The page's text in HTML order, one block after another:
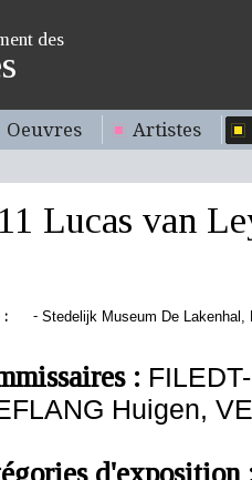
des
Oeuvres Artistes
Lucas van
: - Stedelijk Museum De
:
Huigen,